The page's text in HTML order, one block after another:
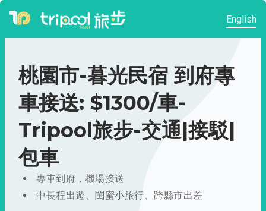
English
桃園市-暮光民宿 到府專
車接送: $1300/車-
Tripool旅步-交通|接駁|
包車
專車到府，機場接送
中長程出遊、閨蜜小旅行、跨縣市出差